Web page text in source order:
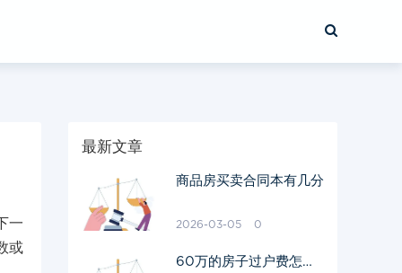
一
或
最新文章
商品房买卖合同本有几分
2026-03-05 0
60万的房子过户费怎么